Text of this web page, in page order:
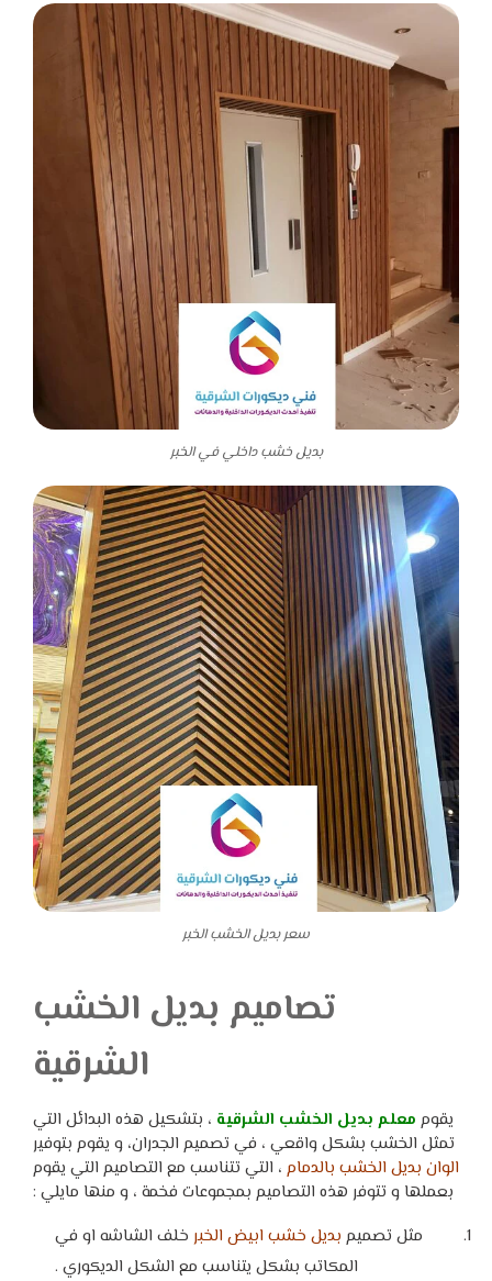
بديل خشب داخلي في الخبر
سعر بديل الخشب الخبر
تصاميم بديل الخشب
الشرقية
يقوم معلم بديل الخشب الشرقية ، بتشكيل هذه البدائل التي
تمثل الخشب بشكل واقعي ، في تصميم الجدران، و يقوم بتوفير
الوان بديل الخشب بالدمام ، التي تتناسب مع التصاميم التي يقوم
بعملها و تتوفر هذه التصاميم بمجموعات فخمة ، و منها مايلي :
مثل تصميم بديل خشب ابيض الخبر خلف الشاشه او في
المكاتب بشكل يتناسب مع الشكل الديكوري .